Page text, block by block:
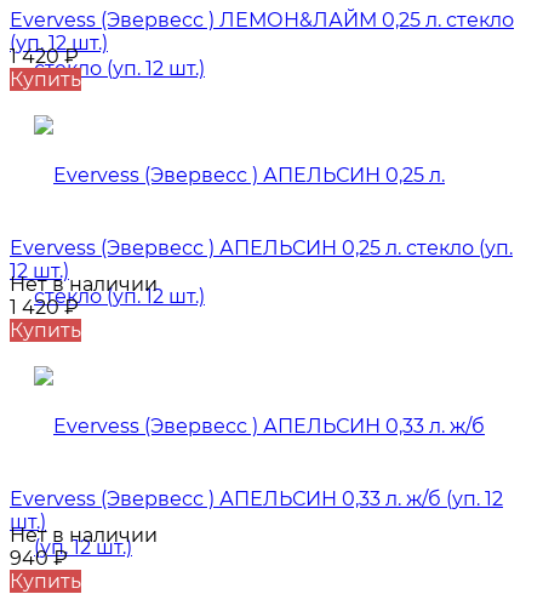
Evervess (Эвервесс ) ЛЕМОН&ЛАЙМ 0,25 л. стекло
(уп. 12 шт.)
1 420₽
Купить
Evervess (Эвервесс ) АПЕЛЬСИН 0,25 л. стекло (уп.
12 шт.)
Нет в наличии
1 420₽
Купить
Evervess (Эвервесс ) АПЕЛЬСИН 0,33 л. ж/б (уп. 12
шт.)
Нет в наличии
940₽
Купить